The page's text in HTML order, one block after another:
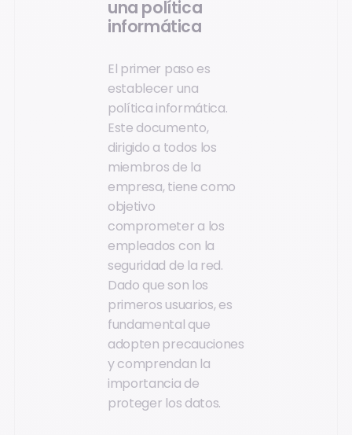
una política
informática
El primer paso es
establecer una
política informática.
Este documento,
dirigido a todos los
miembros de la
empresa, tiene como
objetivo
comprometer a los
empleados con la
seguridad de la red.
Dado que son los
primeros usuarios, es
fundamental que
adopten precauciones
y comprendan la
importancia de
proteger los datos.